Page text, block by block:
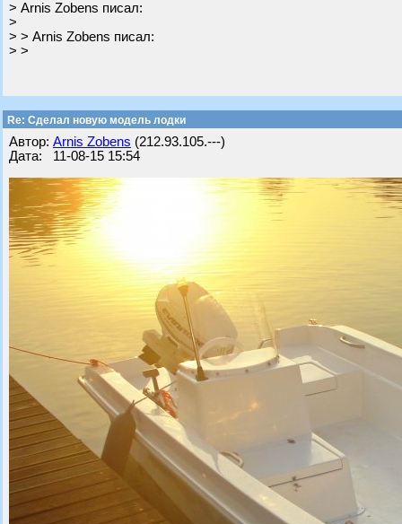
> Arnis Zobens писал:
>
> > Arnis Zobens писал:
> >
Re: Cделал новую модель лодки
Автор: Arnis Zobens (212.93.105.---)
Дата: 11-08-15 15:54